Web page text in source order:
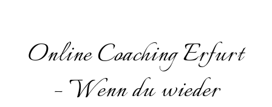
Online Coaching Erfurt
– Wenn du wieder